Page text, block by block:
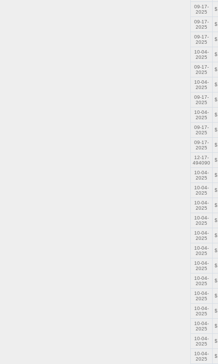
09-17-
2025
09-17-
2025
09-17-
2025
10-04-
2025
09-17-
2025
10-04-
2025
09-17-
2025
10-04-
2025
09-17-
2025
09-17-
2025
12-17-
494090
10-04-
2025
10-04-
2025
10-04-
2025
10-04-
2025
10-04-
2025
10-04-
2025
10-04-
2025
10-04-
2025
10-04-
2025
10-04-
2025
10-04-
2025
10-04-
2025
10-04-
2025